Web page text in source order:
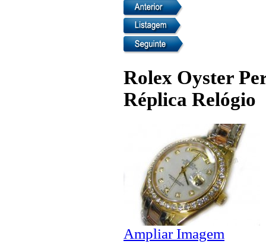
Rolex Oyster
Réplica Relógio
Ampliar Imagem